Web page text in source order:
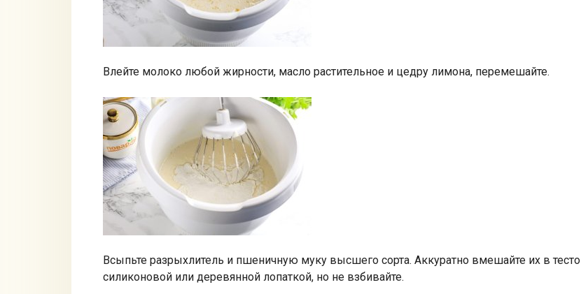
Влейте молоко любой жирности, масло растительное и цедру лимона, перемешайте.
Всыпьте разрыхлитель и пшеничную муку высшего сорта. Аккуратно вмешайте их в тесто
силиконовой или деревянной лопаткой, но не взбивайте.